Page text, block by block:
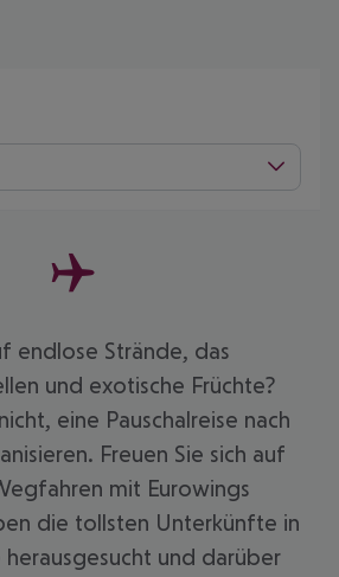
endlose Strände, das
und exotische Früchte?
eine Pauschalreise nach
Freuen Sie sich auf
mit Eurowings
die tollsten Unterkünfte in
und darüber